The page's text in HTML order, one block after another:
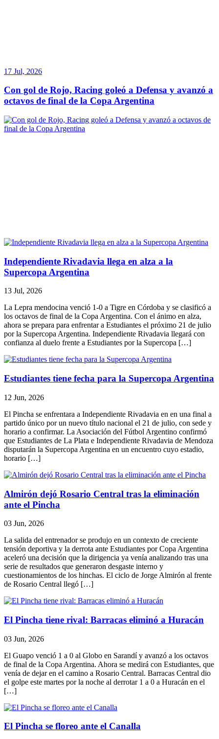
17 Jul, 2026
Con gol de Rojo, Racing goleó a Defensa y avanzó a
octavos de final de la Copa Argentina
Independiente Rivadavia llega en alza a la
Supercopa Argentina
13 Jul, 2026
La Lepra mendocina venció 1-0 a Tigre en Córdoba y se clasificó a
los octavos de final de la Copa Argentina. Con el ánimo en alza,
ahora se prepara para enfrentar a Estudiantes el próximo 21 de julio
por la Supercopa Argentina. Independiente Rivadavia llegará con
confianza al duelo frente a Estudiantes por la Supercopa […]
Estudiantes tiene fecha para la Supercopa Argentina
12 Jun, 2026
El Pincha se enfrentara a Independiente Rivadavia en en una final a
partido único por un nuevo título nacional el 21 de julio, con sede y
horario a confirmar. La Asociación del Fútbol Argentino confirmó
que Estudiantes de La Plata e Independiente Rivadavia de Mendoza
disputarán la Supercopa Argentina en un encuentro cuyo estadio,
horario […]
Almirón dejó Rosario Central tras la eliminación
ante el Pincha
03 Jun, 2026
La salida del entrenador se produjo en un contexto de creciente
tensión deportiva y la derrota ante Estudiantes por Copa Argentina
aceleró una decisión que la dirigencia ya venía analizando tras una
serie de resultados que generaron desgaste interno y
cuestionamientos de los hinchas. El ciclo de Jorge Almirón al frente
de Rosario Central llegó […]
El Pincha tiene rival: Barracas eliminó a Huracán
03 Jun, 2026
El Guapo venció 1 a 0 al Globo en Sarandí y avanzó a los octavos
de final de la Copa Argentina. Ahora se medirá con Estudiantes, que
venía de dejar en el camino a Rosario Central. Barracas Central dio
el golpe este martes por la noche al derrotar 1 a 0 a Huracán en el
[…]
El Pincha se floreo ante el Canalla